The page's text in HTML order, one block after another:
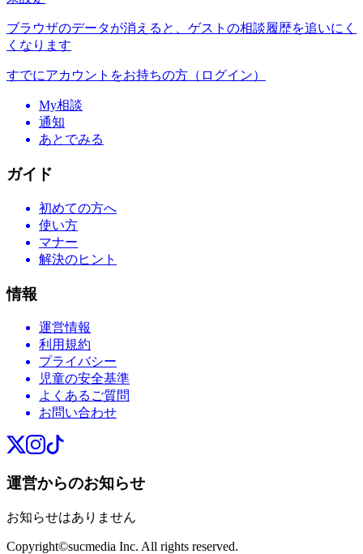
ブラウザのデータが消えると、ゲストの相談履歴を追いにく
くなります
すでにアカウントをお持ちの方（ログイン）
My相談
通知
あとでみる
ガイド
初めての方へ
使い方
マナー
解決のヒント
情報
運営情報
利用規約
プライバシー
児童の安全基準
よくあるご質問
お問い合わせ
運営からのお知らせ
お知らせはありません
Copyright©sucmedia Inc. All rights reserved.